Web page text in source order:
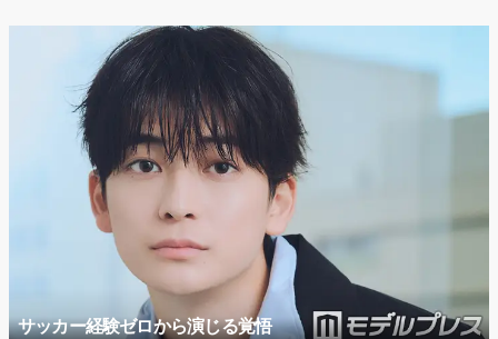
サッカー経験ゼロから演じる覚悟